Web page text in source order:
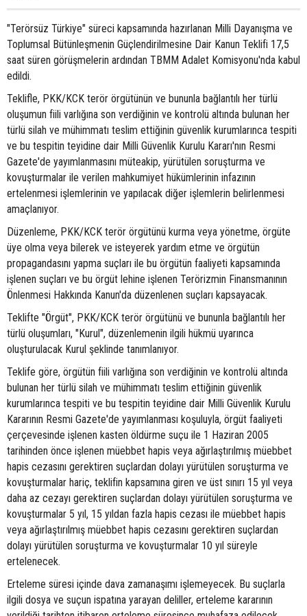
"Terörsüz Türkiye" süreci kapsamında hazırlanan Milli Dayanışma ve
Toplumsal Bütünleşmenin Güçlendirilmesine Dair Kanun Teklifi 17,5
saat süren görüşmelerin ardından TBMM Adalet Komisyonu'nda kabul
edildi.
Teklifle, PKK/KCK terör örgütünün ve bununla bağlantılı her türlü
oluşumun fiili varlığına son verdiğinin ve kontrolü altında bulunan her
türlü silah ve mühimmatı teslim ettiğinin güvenlik kurumlarınca tespiti
ve bu tespitin teyidine dair Milli Güvenlik Kurulu Kararı'nın Resmi
Gazete'de yayımlanmasını müteakip, yürütülen soruşturma ve
kovuşturmalar ile verilen mahkumiyet hükümlerinin infazının
ertelenmesi işlemlerinin ve yapılacak diğer işlemlerin belirlenmesi
amaçlanıyor.
Düzenleme, PKK/KCK terör örgütünü kurma veya yönetme, örgüte
üye olma veya bilerek ve isteyerek yardım etme ve örgütün
propagandasını yapma suçları ile bu örgütün faaliyeti kapsamında
işlenen suçları ve bu örgüt lehine işlenen Terörizmin Finansmanının
Önlenmesi Hakkında Kanun'da düzenlenen suçları kapsayacak.
Teklifte "Örgüt", PKK/KCK terör örgütünü ve bununla bağlantılı her
türlü oluşumları, "Kurul", düzenlemenin ilgili hükmü uyarınca
oluşturulacak Kurul şeklinde tanımlanıyor.
Teklife göre, örgütün fiili varlığına son verdiğinin ve kontrolü altında
bulunan her türlü silah ve mühimmatı teslim ettiğinin güvenlik
kurumlarınca tespiti ve bu tespitin teyidine dair Milli Güvenlik Kurulu
Kararının Resmi Gazete'de yayımlanması koşuluyla, örgüt faaliyeti
çerçevesinde işlenen kasten öldürme suçu ile 1 Haziran 2005
tarihinden önce işlenen müebbet hapis veya ağırlaştırılmış müebbet
hapis cezasını gerektiren suçlardan dolayı yürütülen soruşturma ve
kovuşturmalar hariç, teklifin kapsamına giren ve üst sınırı 15 yıl veya
daha az cezayı gerektiren suçlardan dolayı yürütülen soruşturma ve
kovuşturmalar 5 yıl, 15 yıldan fazla hapis cezası ile müebbet hapis
veya ağırlaştırılmış müebbet hapis cezasını gerektiren suçlardan
dolayı yürütülen soruşturma ve kovuşturmalar 10 yıl süreyle
ertelenecek.
Erteleme süresi içinde dava zamanaşımı işlemeyecek. Bu suçlarla
ilgili dosya ve suçun ispatına yarayan deliller, erteleme kararının